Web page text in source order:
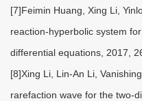
[7]Feimin Huang, Xing Li,
reaction-hyperbolic system
differential equations, 2017,
[8]Xing Li, Lin-An Li,
rarefaction wave for the two-